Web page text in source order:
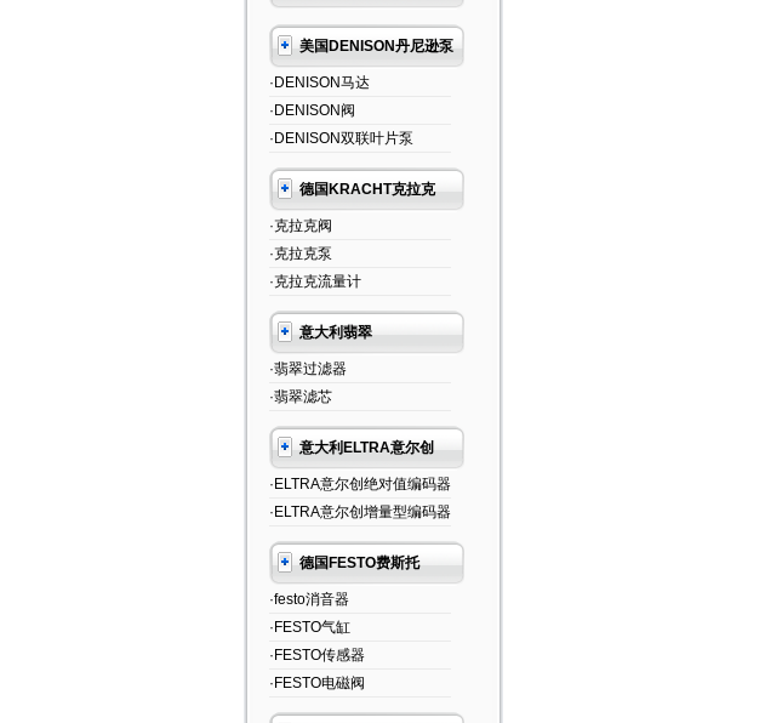
美国DENISON丹尼逊泵
·DENISON马达
·DENISON阀
·DENISON双联叶片泵
德国KRACHT克拉克
·克拉克阀
·克拉克泵
·克拉克流量计
意大利翡翠
·翡翠过滤器
·翡翠滤芯
意大利ELTRA意尔创
·ELTRA意尔创绝对值编码器
·ELTRA意尔创增量型编码器
德国FESTO费斯托
·festo消音器
·FESTO气缸
·FESTO传感器
·FESTO电磁阀